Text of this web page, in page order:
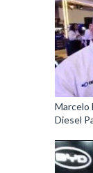
Marcelo
Diesel